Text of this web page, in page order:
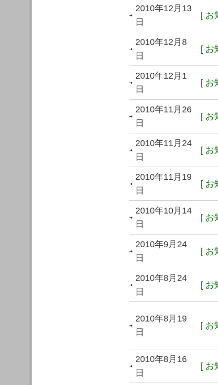
2010年12月13
日
[ お
2010年12月8
日
[ お
2010年12月1
日
[ お
2010年11月26
日
[ お
2010年11月24
日
[ お
2010年11月19
日
[ お
2010年10月14
日
[ お
2010年9月24
日
[ お
2010年8月24
日
[ お
2010年8月19
日
[ お
2010年8月16
日
[ お